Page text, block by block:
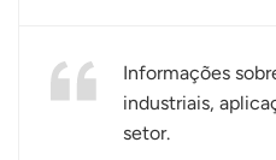
Informações
industriais,
setor.